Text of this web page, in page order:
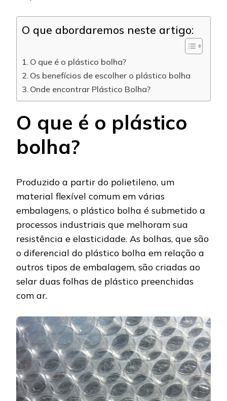
O que abordaremos neste artigo:
O que é o plástico bolha?
Os benefícios de escolher o plástico bolha
Onde encontrar Plástico Bolha?
O que é o plástico
bolha?
Produzido a partir do polietileno, um
material flexível comum em várias
embalagens, o plástico bolha é submetido a
processos industriais que melhoram sua
resistência e elasticidade. As bolhas, que são
o diferencial do plástico bolha em relação a
outros tipos de embalagem, são criadas ao
selar duas folhas de plástico preenchidas
com ar.